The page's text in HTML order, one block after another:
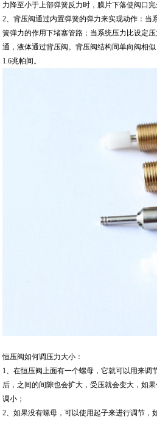
力降至小于上部弹簧反力时，膜片下落使阀口完
2、背压阀通过内置弹簧的弹力来实现动作：当
簧弹力的作用下堵塞管路；当系统压力比设定
通，液体通过背压阀。背压阀结构同单向阀相
1.6兆帕间。
恒压阀如何调压力大小：
1、在恒压阀上面有一个螺母，它就可以用来调
后，之间的间隙也会扩大，受压就会变大，如
调小；
2、如果没有螺母，可以使用起子来进行调节，